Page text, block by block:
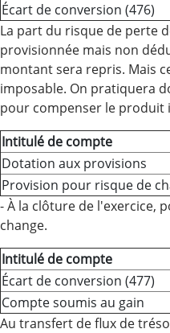
Écart de conversion (476)
La part du risque de perte
provisionnée mais non
montant sera repris. Mais
imposable. On pratiquera
pour compenser le produit
Intitulé de compte
Dotation aux provisions
Provision pour risque de
- À la clôture de l'exercice,
change.
Intitulé de compte
Écart de conversion (477)
Compte soumis au gain
Au transfert de flux de